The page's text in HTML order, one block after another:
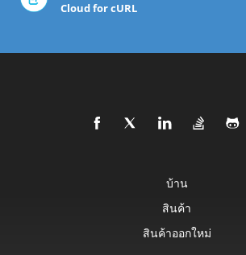
Cloud for cURL
บ้าน
สินค้า
สินค้าออกใหม่